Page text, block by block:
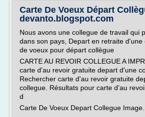
Carte De Voeux Départ
devanto.blogspot.com
Nous avons une collegue de travail qui
dans son pays, Depart en retraite d'une
de voeux pour départ collègue
CARTE AU REVOIR COLLEGUE A
carte d'au revoir gratuite depart d'une
Rechercher carte d'au revoir gratuite
collegue. Résultats pour carte d'au
d
Carte De Voeux Depart Collegue Image...